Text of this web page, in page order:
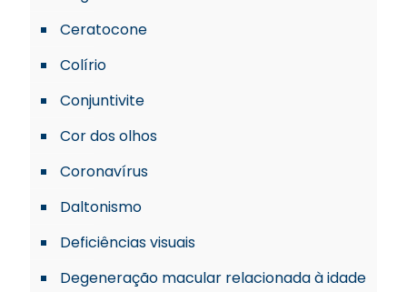
Ceratocone
Colírio
Conjuntivite
Cor dos olhos
Coronavírus
Daltonismo
Deficiências visuais
Degeneração macular relacionada à idade